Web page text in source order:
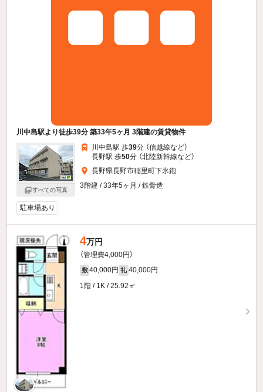
川中島駅より徒歩39分 築33年5ヶ月 3階建の賃貸物件
すべての写真
川中島駅 歩39分 （信越線など）
長野駅 歩50分 （北陸新幹線など）
長野県長野市稲里町下氷鉋
3階建 / 33年5ヶ月 / 鉄骨造
駐車場あり
4万円
（管理費4,000円）
敷 40,000円 礼 40,000円
1階 / 1K / 25.92㎡